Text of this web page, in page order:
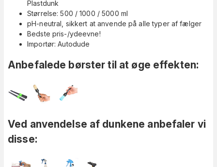
Plastdunk
Størrelse: 500 / 1000 / 5000 ml
pH-neutral, sikkert at anvende på alle typer af fælger
Bedste pris-/ydeevne!
Importør: Autodude
Anbefalede børster til at øge effekten:
Ved anvendelse af dunkene anbefaler vi
disse: